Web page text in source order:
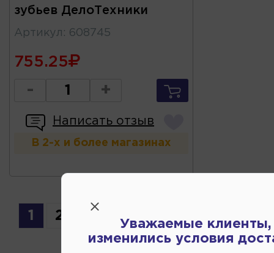
зубьев ДелоТехники
Артикул : 608745
755.25
- +
Написать отзыв
В 2-х и более магазинах
1 2
Уважаемые клиенты,
изменились условия